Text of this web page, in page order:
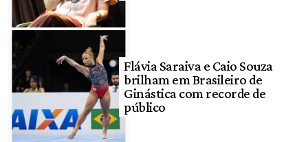
Flávia Saraiva e Caio Souza
brilham em Brasileiro de
Ginástica com recorde de
público